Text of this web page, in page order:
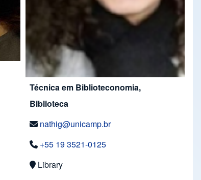
Técnica em Biblioteconomia,
Biblioteca
nathig@unicamp.br
+55 19 3521-0125
Library